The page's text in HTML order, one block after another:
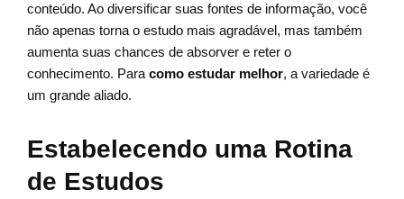
conteúdo. Ao diversificar suas fontes de informação, você
não apenas torna o estudo mais agradável, mas também
aumenta suas chances de absorver e reter o
conhecimento. Para como estudar melhor, a variedade é
um grande aliado.
Estabelecendo uma Rotina
de Estudos